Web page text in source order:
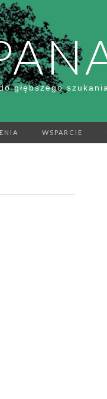
głębszego
WSPARCIE